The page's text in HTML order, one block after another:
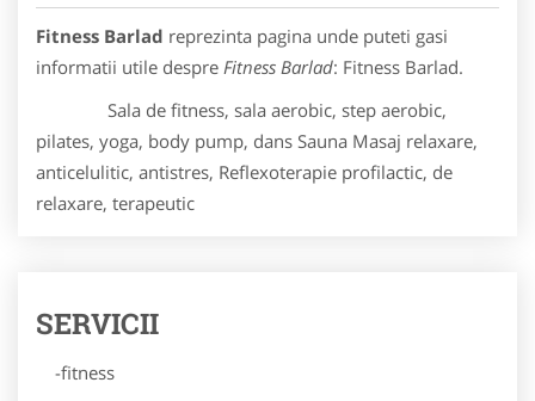
Fitness Barlad reprezinta pagina unde puteti gasi
informatii utile despre Fitness Barlad: Fitness Barlad.
Sala de fitness, sala aerobic, step aerobic,
pilates, yoga, body pump, dans Sauna Masaj relaxare,
anticelulitic, antistres, Reflexoterapie profilactic, de
relaxare, terapeutic
SERVICII
-fitness